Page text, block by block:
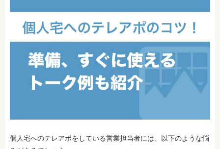
個人宅へのテレアポをしている営業担当者には、以下のような悩